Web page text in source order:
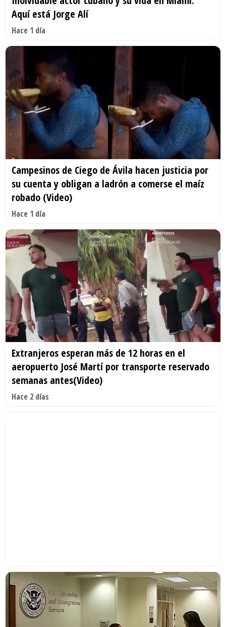
Aquí está Jorge Alí
Hace 1 día
Campesinos de Ciego de Ávila hacen justicia por
su cuenta y obligan a ladrón a comerse el maíz
robado (Video)
Hace 1 día
Extranjeros esperan más de 12 horas en el
aeropuerto José Martí por transporte reservado
semanas antes(Video)
Hace 2 días